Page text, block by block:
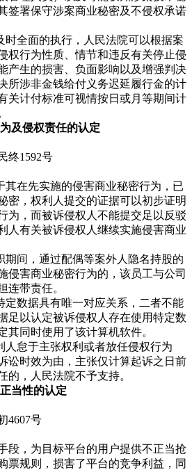
签署保守涉案商业秘密及不侵权承诺
全面的执行，人民法院可以根据案
权行为性质、情节和违反有关停止侵
产生的损害、负面影响以及增强判决
所涉非金钱给付义务迟延履行金的计
关计付标准可视情按日或月等期间计
及侵权责任的认定
1592号
在先实施的侵害商业秘密行为，已
密，权利人提交的证据可以初步证明
为，而被诉侵权人不能提交足以反驳
人有关被诉侵权人继续实施侵害商业
间，通过配偶等案外人隐名持股的
侵害商业秘密行为的，该员工与公司
连带责任。
数据具有唯一对应关系，二者不能
足以认定被诉侵权人存在使用特定数
其同时使用了该计算机软件。
怠于主张权利或者放任侵权行为
讼时效为由，主张仅计算起诉之日前
的，人民法院不予支持。
当性的认定
4607号
，为目标平台的用户提供不正当抢
票规则，损害了平台的竞争利益，同